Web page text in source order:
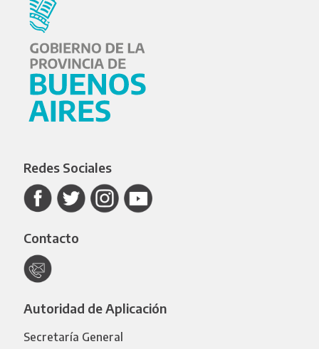
Redes Sociales
Contacto
Autoridad de Aplicación
Secretaría General